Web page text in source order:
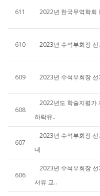
611 2022년 한국무역학회
610 2023년 수석부회장
609 2023년 수석부회장 선
608
2022년도 학술지평가
하락유..
607
2023년 수석부회장
내
606
2023년 수석부회장
서류 교..